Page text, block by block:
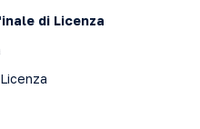
di Licenza